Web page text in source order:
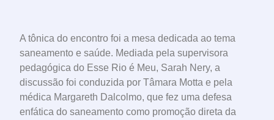
A tônica do encontro foi a mesa dedicada ao tema
saneamento e saúde. Mediada pela supervisora
pedagógica do Esse Rio é Meu, Sarah Nery, a
discussão foi conduzida por Tâmara Motta e pela
médica Margareth Dalcolmo, que fez uma defesa
enfática do saneamento como promoção direta da